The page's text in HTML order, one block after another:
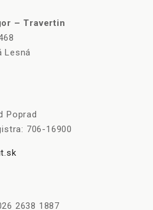
– Travertin
Lesná
Poprad
706-16900
2638 1887